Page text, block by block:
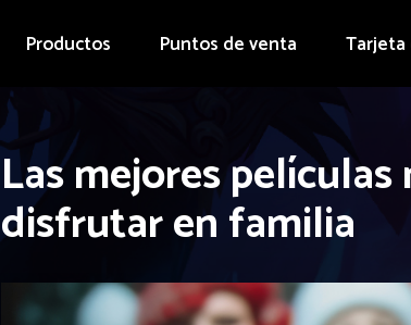
Productos Puntos de venta Tarjeta
Las mejores
disfrutar en familia